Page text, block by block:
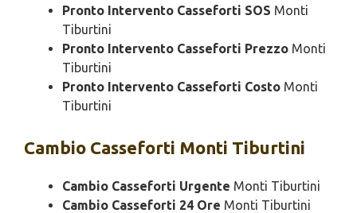
Pronto Intervento Casseforti SOS Monti
Tiburtini
Pronto Intervento Casseforti Prezzo Monti
Tiburtini
Pronto Intervento Casseforti Costo Monti
Tiburtini
Cambio Casseforti Monti Tiburtini
Cambio Casseforti Urgente Monti Tiburtini
Cambio Casseforti 24 Ore Monti Tiburtini